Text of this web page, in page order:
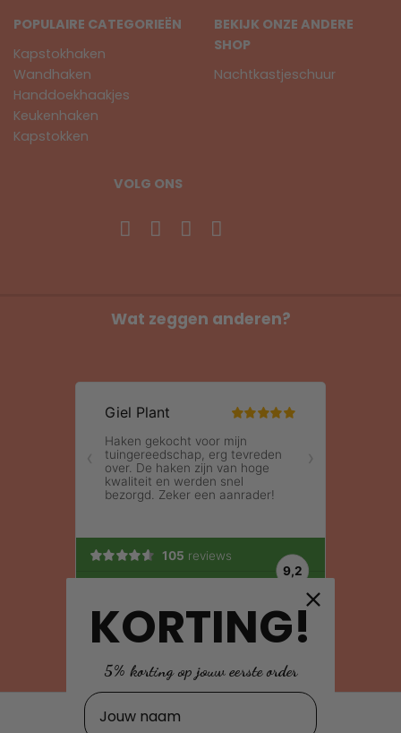
POPULAIRE CATEGORIEËN
Kapstokhaken
Wandhaken
Handdoekhaakjes
Keukenhaken
Kapstokken
BEKIJK ONZE ANDERE
SHOP
Nachtkastjeschuur
VOLG ONS
Wat zeggen anderen?
Gebruik van deze site, als onderdeel van
KORTING!
5% korting op jouw eerste order
Naam